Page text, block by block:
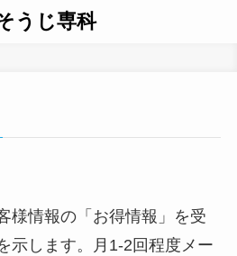
うじ専科
様情報の「お得情報」を受
示します。月1-2回程度メー